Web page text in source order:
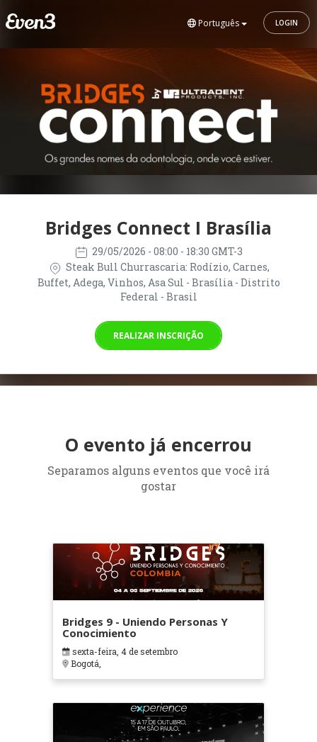
Português LOGIN
Bridges Connect I Brasília
29/05/2026 - 08:00 - 18:30 GMT-3
Steak Bull Churrascaria: Rodízio, Carnes,
Buffet, Adega, Vinhos, Asa Sul - Brasília - Distrito
Federal - Brasil
REALIZAR INSCRIÇÃO
O evento já encerrou
Separamos alguns eventos que você irá
gostar
Bridges 9 - Uniendo Personas Y
Conocimiento
sexta-feira, 4 de setembro
Bogotá,